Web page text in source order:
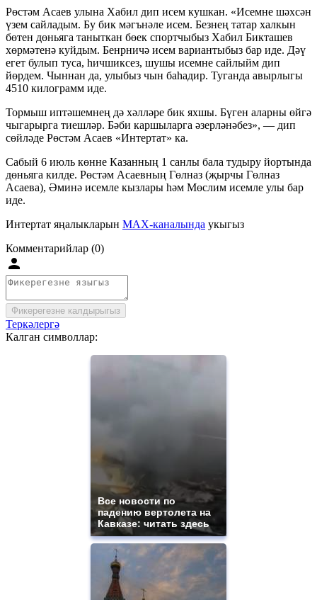
Рөстәм Асаев улына Хабил дип исем кушкан. «Исемне шәхсән
үзем сайладым. Бу бик мәгънәле исем. Безнең татар халкын
бөтен дөньяга таныткан бөек спортчыбыз Хабил Бикташев
хөрмәтенә куйдым. Бенрничә исем вариантыбыз бар иде. Дәү
егет булып туса, һичшиксез, шушы исемне сайлыйм дип
йөрдем. Чыннан да, улыбыз чын баһадир. Туганда авырлыгы
4510 килограмм иде.
Тормыш иптәшемнең дә хәлләре бик яхшы. Бүген аларны өйгә
чыгарырга тиешләр. Бәби каршыларга әзерләнәбез», — дип
сөйләде Рөстәм Асаев «Интертат» ка.
Сабый 6 июль көнне Казанның 1 санлы бала тудыру йортында
дөньяга килде. Рөстәм Асаевның Гөлназ (җырчы Гөлназ
Асаева), Әминә исемле кызлары һәм Мөслим исемле улы бар
иде.
Интертат яңалыкларын MAX-каналында укыгыз
Комментарийлар (0)
Фикерегезне калдырыгыз
Теркәлергә
Калган символлар:
Все новости по
падению вертолета на
Кавказе: читать здесь